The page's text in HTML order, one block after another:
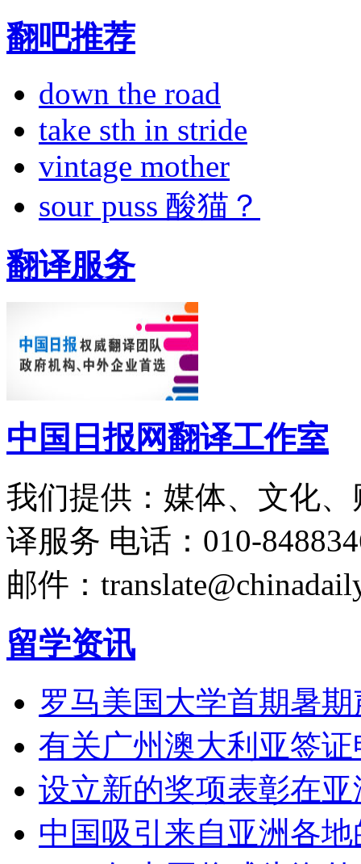
翻吧推荐
down the road
take sth in stride
vintage mother
sour puss 酸猫？
翻译服务
中国日报网翻译工作室
我们提供：媒体、文化
译服务 电话：010-
邮件：
留学资讯
罗马美国大学首期暑
有关广州澳大利亚签
设立新的奖项表彰在
中国吸引来自亚洲各